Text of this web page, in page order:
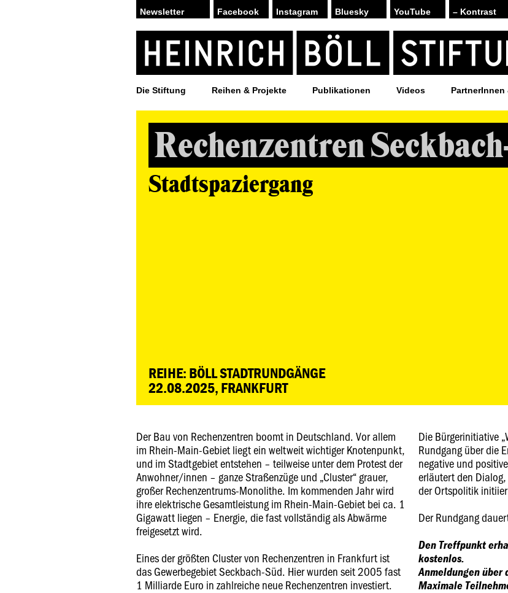
Facebook Instagram Bluesky YouTube – Kontrast
Die Stiftung Reihen & Projekte Publikationen Videos
Rechenzentren
Stadtspaziergang
REIHE: BÖLL STADTRUNDGÄNGE
22.08.2025, FRANKFURT
Der Bau von Rechenzentren boomt in Deutschland. Vor allem
im Rhein-Main-Gebiet liegt ein weltweit wichtiger Knotenpunkt,
und im Stadtgebiet entstehen – teilweise unter dem Protest der
Anwohner/innen – ganze Straßenzüge und „Cluster“ grauer,
großer Rechenzentrums-Monolithe. Im kommenden Jahr wird
ihre elektrische Gesamtleistung im Rhein-Main-Gebiet bei ca. 1
Gigawatt liegen – Energie, die fast vollständig als Abwärme
freigesetzt wird.
Eines der größten Cluster von Rechenzentren in Frankfurt ist
das Gewerbegebiet Seckbach-Süd. Hier wurden seit 2005 fast
1 Milliarde Euro in zahlreiche neue Rechenzentren investiert.
Die Bürgerinitiative
Rundgang über die
negative und
erläutert den
der Ortspolitik
Der Rundgang
Den Treffpunkt
kostenlos.
Anmeldungen über
Maximale